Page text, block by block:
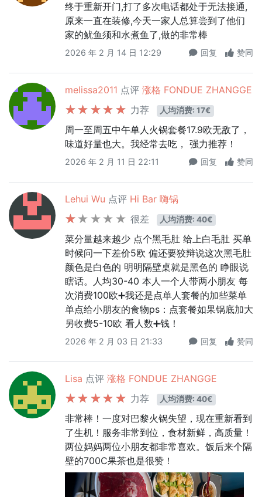
终于重新开门,打了多次电话都处于无法接通,
原来一直在装修,今天一家人总算尝到了他们
家的鱿鱼须和水煮鱼了,做的非常棒
2026 年 2 月 14 日 12:29 回复 赞同
melissa2011 点评 涨格 FONDUE ZHANGGE
力荐
人均消费: 17€
周一至周五中午单人火锅套餐17.9欧无敌了，
味道好量也大。我经常去吃， 强力推荐！
2026 年 2 月 11 日 22:11 回复 赞同
Lehui Wu 点评 Hi Bar 嗨锅
很差
人均消费: 40€
菜分量越来越少 点个黑毛肚 给上白毛肚 买单
时候问一下差价5欧 偏还要狡辩说这次黑毛肚
颜色是白色的 明明隔壁桌就是黑色的 睁眼说
瞎话。人均30-40 本人一个人带两小朋友 每
次消费100欧➕我还是点单人套餐的加些菜单
单点给小朋友的食物ps：点套餐如果锅底加大
另收费5-10欧 看人数➕钱！
2026 年 2 月 03 日 21:33 回复 赞同
Lisa 点评 涨格 FONDUE ZHANGGE
力荐
人均消费: 40€
非常棒！一度对巴黎火锅失望，现在重新看到
了生机！服务非常到位，食材新鲜，高质量！
两位妈妈两位小朋友都非常喜欢。饭后来个隔
壁的700C果茶也是很赞！